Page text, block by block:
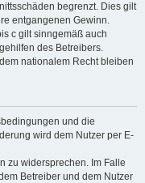
begrenzt. Dies gilt
entgangenen Gewinn.
c gilt sinngemäß auch
des Betreibers.
nationalem Recht bleiben
und die
wird dem Nutzer per E-
zu widersprechen. Im Falle
Betreiber und dem Nutzer